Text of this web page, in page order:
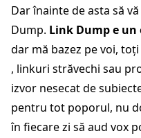
Dar înainte de asta să
Dump. Link Dump e
dar mă bazez pe voi,
, linkuri străvechi sau
izvor nesecat de
pentru tot poporul, nu
în fiecare zi să aud vox